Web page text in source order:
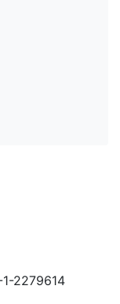
2279614